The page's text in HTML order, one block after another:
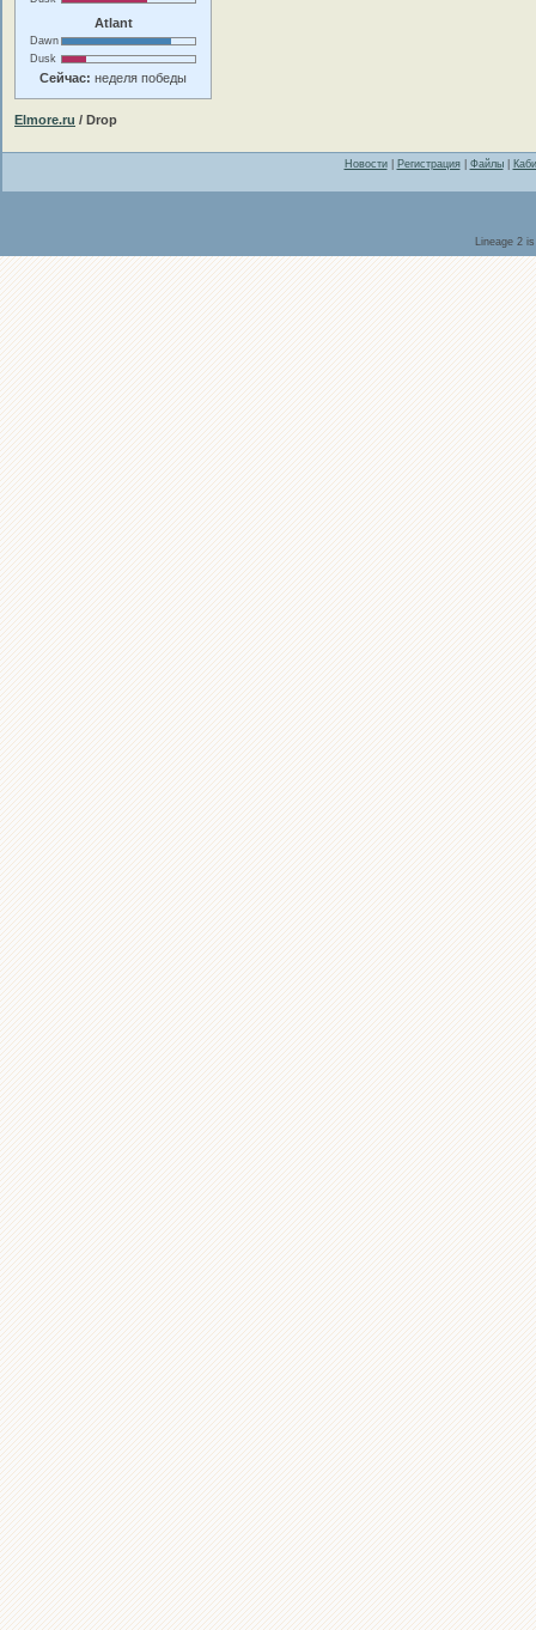
Atlant
Dawn
Dusk
Сейчас: неделя победы
Elmore.ru / Drop
Новости| Регистрация| Файлы|
Lineage 2